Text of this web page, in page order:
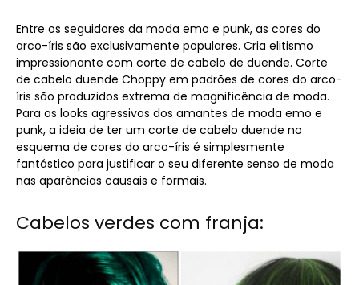
Entre os seguidores da moda emo e punk, as cores do
arco-íris são exclusivamente populares. Cria elitismo
impressionante com corte de cabelo de duende. Corte
de cabelo duende Choppy em padrões de cores do arco-
íris são produzidos extrema de magnificência de moda.
Para os looks agressivos dos amantes de moda emo e
punk, a ideia de ter um corte de cabelo duende no
esquema de cores do arco-íris é simplesmente
fantástico para justificar o seu diferente senso de moda
nas aparências causais e formais.
Cabelos verdes com franja: